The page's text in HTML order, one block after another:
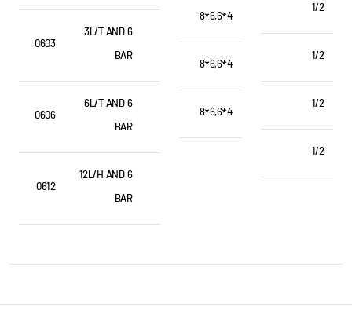
1/2
1/2
1/2
1/2
4*6,6*8
4*6,6*8
4*6,6*8
3L/T AND 6
BAR
0603
6L/T AND 6
BAR
0606
12L/H AND 6
BAR
0612